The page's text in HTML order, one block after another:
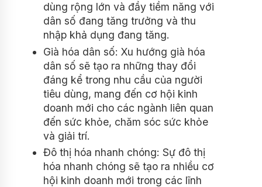
dùng rộng lớn và đầy tiềm năng với
dân số đang tăng trưởng và thu
nhập khả dụng đang tăng.
Già hóa dân số: Xu hướng già hóa
dân số sẽ tạo ra những thay đổi
đáng kể trong nhu cầu của người
tiêu dùng, mang đến cơ hội kinh
doanh mới cho các ngành liên quan
đến sức khỏe, chăm sóc sức khỏe
và giải trí.
Đô thị hóa nhanh chóng: Sự đô thị
hóa nhanh chóng sẽ tạo ra nhiều cơ
hội kinh doanh mới trong các lĩnh